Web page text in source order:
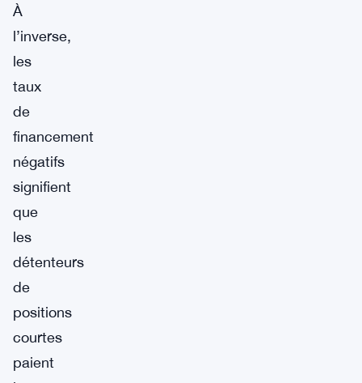
À
l’inverse,
les
taux
de
financement
négatifs
signifient
que
les
détenteurs
de
positions
courtes
paient